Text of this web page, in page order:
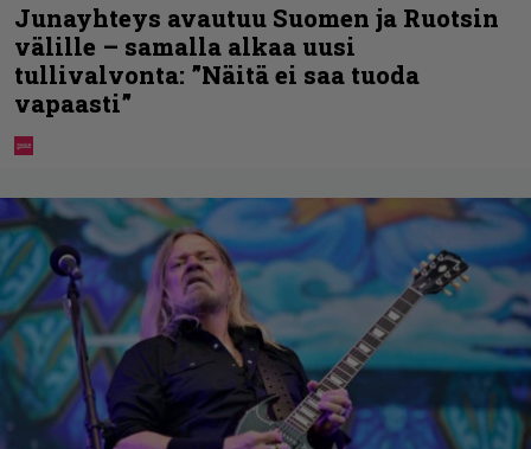
Junayhteys avautuu Suomen ja Ruotsin
välille – samalla alkaa uusi
tullivalvonta: ”Näitä ei saa tuoda
vapaasti”